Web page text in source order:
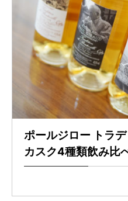
ポールジロー トラ
カスク4種類飲み比